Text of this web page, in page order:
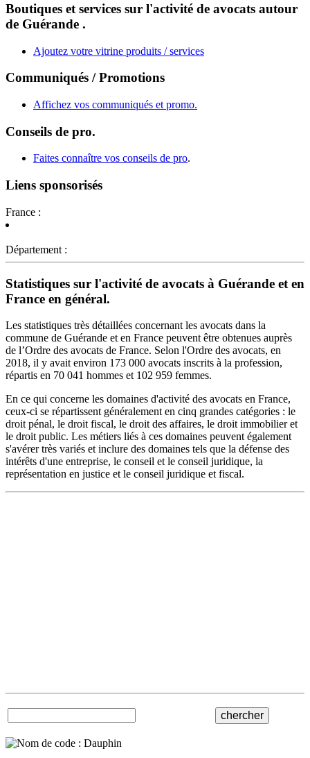
Boutiques et services sur l'activité de avocats autour
de Guérande .
Ajoutez votre vitrine produits / services
Communiqués / Promotions
Affichez vos communiqués et promo.
Conseils de pro.
Faites connaître vos conseils de pro.
Liens sponsorisés
France :
Département :
Statistiques sur l'activité de avocats à Guérande et en
France en général.
Les statistiques très détaillées concernant les avocats dans la
commune de Guérande et en France peuvent être obtenues auprès
de l’Ordre des avocats de France. Selon l'Ordre des avocats, en
2018, il y avait environ 173 000 avocats inscrits à la profession,
répartis en 70 041 hommes et 102 959 femmes.
En ce qui concerne les domaines d'activité des avocats en France,
ceux-ci se répartissent généralement en cinq grandes catégories : le
droit pénal, le droit fiscal, le droit des affaires, le droit immobilier et
le droit public. Les métiers liés à ces domaines peuvent également
s'avérer très variés et inclure des domaines tels que la défense des
intérêts d'une entreprise, le conseil et le conseil juridique, la
représentation en justice et le conseil juridique et fiscal.